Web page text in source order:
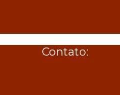
Contato: